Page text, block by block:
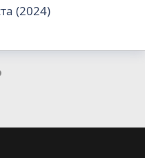
(2024)
почта
Ссылка